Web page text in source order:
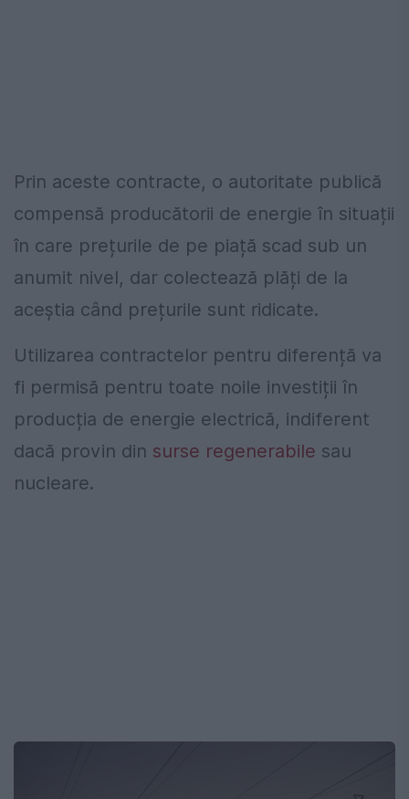
Prin aceste contracte, o autoritate publică
compensă producătorii de energie în situații
în care prețurile de pe piață scad sub un
anumit nivel, dar colectează plăți de la
aceștia când prețurile sunt ridicate.
Utilizarea contractelor pentru diferență va
fi permisă pentru toate noile investiții în
producția de energie electrică, indiferent
dacă provin din surse regenerabile sau
nucleare.